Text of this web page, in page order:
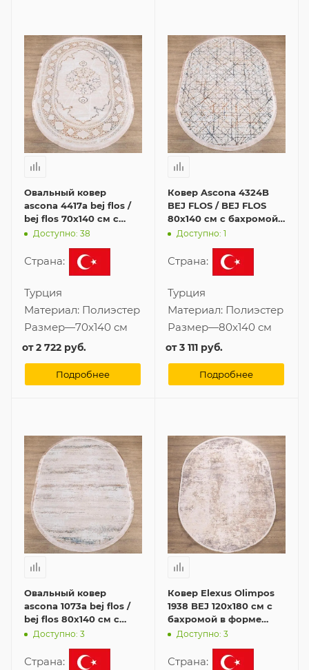
Овальный ковер
ascona 4417a bej flos /
bej flos 70x140 см с
бахромой
Доступно: 38
Страна:
Турция
Материал: Полиэстер
Размер—70x140 см
от2 722 руб.
Подробнее
Ковер Ascona 4324B
BEJ FLOS / BEJ FLOS
80x140 см с бахромой
в форме овала
Доступно: 1
Страна:
Турция
Материал: Полиэстер
Размер—80x140 см
от3 111 руб.
Подробнее
Овальный ковер
ascona 1073a bej flos /
bej flos 80x140 см с
бахромой
Доступно: 3
Страна:
Ковер Elexus Olimpos
1938 BEJ 120x180 см с
бахромой в форме
овала
Доступно: 3
Страна: